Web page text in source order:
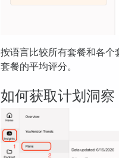
按语言比较所有套餐和各
套餐的平均评分。
如何获取计划洞察